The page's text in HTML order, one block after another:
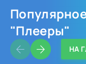
"Плееры"
НА